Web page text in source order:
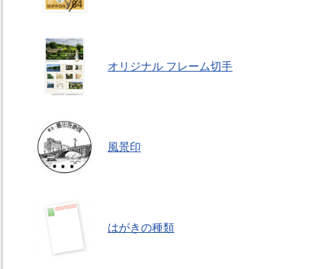
オリジナル フレーム切手
風景印
はがきの種類